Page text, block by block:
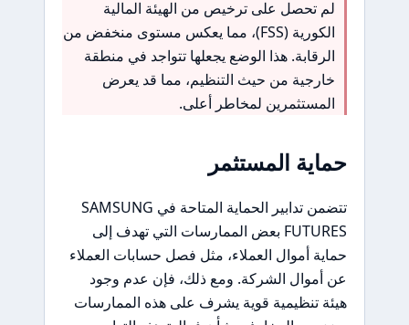
لم تحصل على ترخيص من الهيئة المالية
الكورية (FSS)، مما يعكس مستوى منخفض من
الرقابة. هذا الوضع يجعلها تتواجد في منطقة
خارجية من حيث التنظيم، مما قد يعرض
المستثمرين لمخاطر أعلى.
حماية المستثمر
تتضمن تدابير الحماية المتاحة في SAMSUNG
FUTURES بعض الممارسات التي تهدف إلى
حماية أموال العملاء، مثل فصل حسابات العملاء
عن أموال الشركة. ومع ذلك، فإن عدم وجود
هيئة تنظيمية قوية يشرف على هذه الممارسات